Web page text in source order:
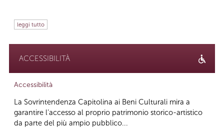
leggi tutto
ACCESSIBILITÀ
Accessibilità
La Sovrintendenza Capitolina ai Beni Culturali mira a
garantire l’accesso al proprio patrimonio storico-artistico
da parte del più ampio pubblico...